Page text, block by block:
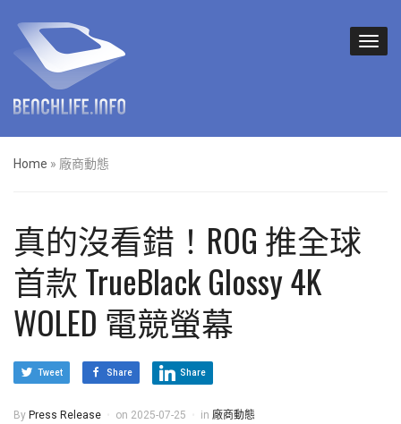
Home » 廠商動態
真的沒看錯！ROG 推全球
首款 TrueBlack Glossy 4K
WOLED 電競螢幕
Tweet Share Share
By Press Release on 2025-07-25 in 廠商動態